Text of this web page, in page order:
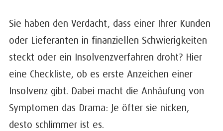
Sie haben den Verdacht, dass einer Ihrer Kunden
oder Lieferanten in finanziellen Schwierigkeiten
steckt oder ein Insolvenzverfahren droht? Hier
eine Checkliste, ob es erste Anzeichen einer
Insolvenz gibt. Dabei macht die Anhäufung von
Symptomen das Drama: Je öfter sie nicken,
desto schlimmer ist es.